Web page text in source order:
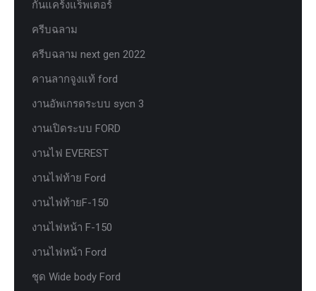
กันแคร้งแร็พเตอร์
ครีบฉลาม
ครีบฉลาม next gen 2022
คานลากจูงแท้ ford
งานอัพเกรดระบบ sycn 3
งานเปิดระบบ FORD
งานไฟ EVEREST
งานไฟท้าย Ford
งานไฟท้ายF-150
งานไฟหน้า F-150
งานไฟหน้า Ford
ชุด Wide body Ford